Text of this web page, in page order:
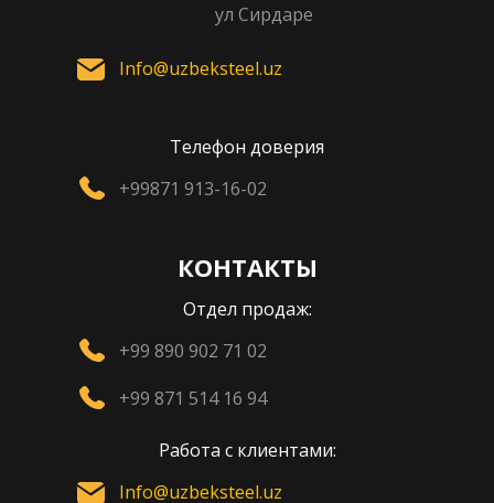
ул Сирдаре
Info@uzbeksteel.uz
Телефон доверия
+99871 913-16-02
КОНТАКТЫ
Отдел продаж:
+99 890 902 71 02
+99 871 514 16 94
Работа с клиентами:
Info@uzbeksteel.uz